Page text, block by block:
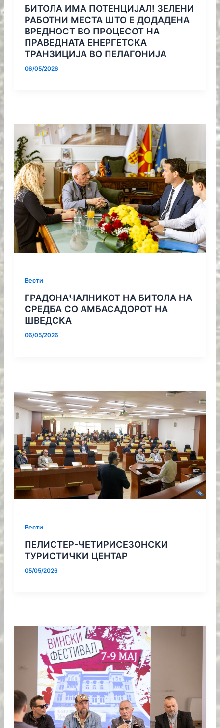
БИТОЛА ИМА ПОТЕНЦИЈАЛ! ЗЕЛЕНИ
РАБОТНИ МЕСТА ШТО Е ДОДАДЕНА
ВРЕДНОСТ ВО ПРОЦЕСОТ НА
ПРАВЕДНАТА ЕНЕРГЕТСКА
ТРАНЗИЦИЈА ВО ПЕЛАГОНИЈА
06/05/2026
Вести
ГРАДОНАЧАЛНИКОТ НА БИТОЛА НА
СРЕДБА СО АМБАСАДОРОТ НА
ШВЕДСКА
06/05/2026
Вести
ПЕЛИСТЕР-ЧЕТИРИСЕЗОНСКИ
ТУРИСТИЧКИ ЦЕНТАР
05/05/2026